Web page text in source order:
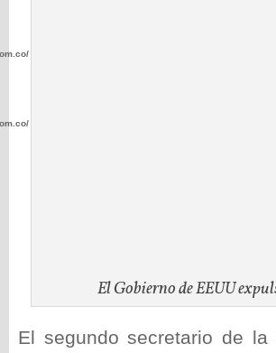
El Gobierno de EEUU
El segundo secretario de la
wp-
wp-
wp-